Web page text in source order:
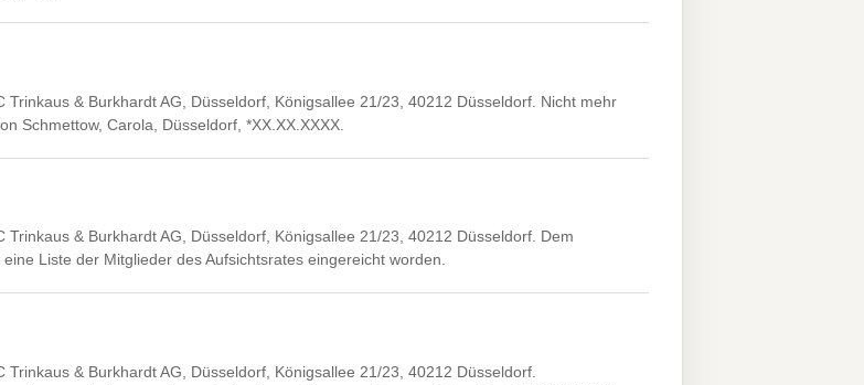
Trinkaus & Burkhardt AG, Düsseldorf, Königsallee 21/23, 40212 Düsseldorf. Nicht mehr
Schmettow, Carola, Düsseldorf, *XX.XX.XXXX.
Trinkaus & Burkhardt AG, Düsseldorf, Königsallee 21/23, 40212 Düsseldorf. Dem
Liste der Mitglieder des Aufsichtsrates eingereicht worden.
Trinkaus & Burkhardt AG, Düsseldorf, Königsallee 21/23, 40212 Düsseldorf.